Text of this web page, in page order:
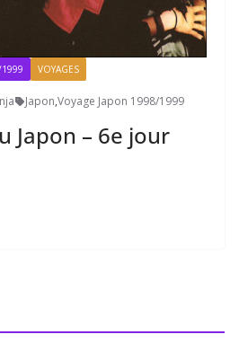
VOYAGES
Japon,Voyage Japon 1998/1999
Japon – 6e jour